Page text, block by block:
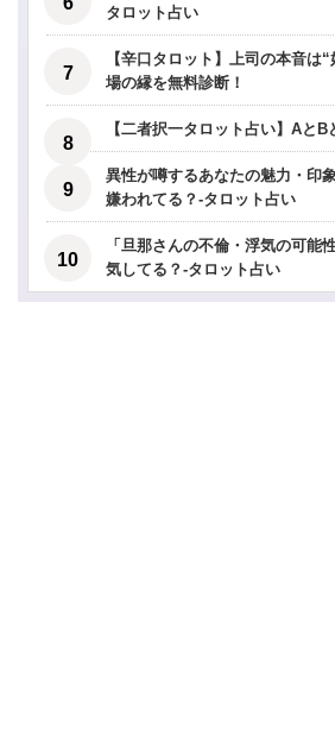
タロット占い
【辛口タロット】上司の本音は
場の縁を無料診断！
【二者択一タロット占い】Aと
異性が噂するあなたの魅力・印
嫌われてる？-タロット占い
「旦那さんの不倫・浮気の可能
気してる？-タロット占い